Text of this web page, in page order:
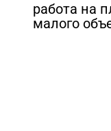
работа на
малого